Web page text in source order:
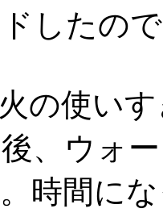
したの
の使い
、ウォ
時間に